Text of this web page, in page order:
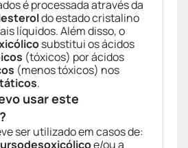
é processada através da
do estado cristalino
líquidos. Além disso, o
substitui os ácidos
(tóxicos) por ácidos
(menos tóxicos) nos
.
usar este
ser utilizado em casos de:
e/ou a